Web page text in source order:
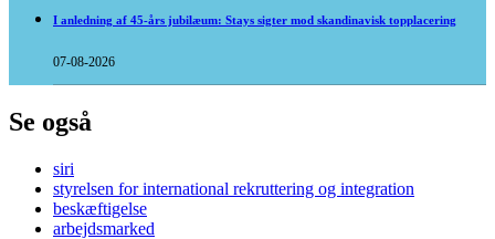
I anledning af 45-års jubilæum: Stays sigter mod skandinavisk topplacering
07-08-2026
Se også
siri
styrelsen for international rekruttering og integration
beskæftigelse
arbejdsmarked